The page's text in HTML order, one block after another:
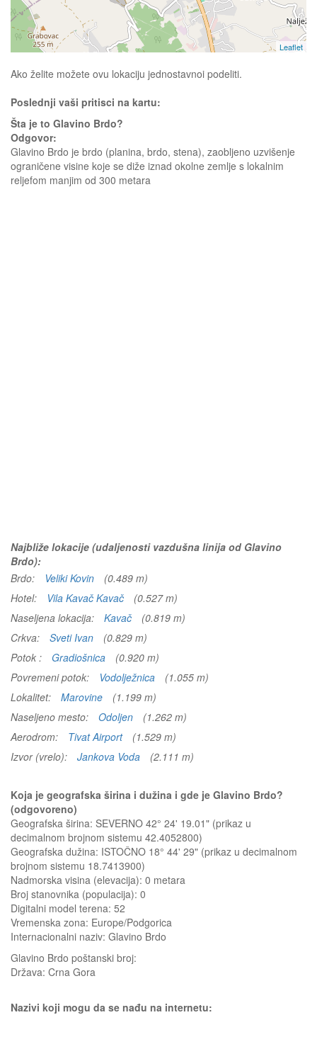
Leaflet
Ako želite možete ovu lokaciju jednostavnoi podeliti.
Poslednji vaši pritisci na kartu:
Šta je to Glavino Brdo?
Odgovor:
Glavino Brdo je brdo (planina, brdo, stena), zaobljeno uzvišenje
ograničene visine koje se diže iznad okolne zemlje s lokalnim
reljefom manjim od 300 metara
Najbliže lokacije (udaljenosti vazdušna linija od Glavino
Brdo):
Brdo:
Veliki Kovin
(0.489 m)
Hotel:
Vila Kavač Kavač
(0.527 m)
Naseljena lokacija:
Kavač
(0.819 m)
Crkva:
Sveti Ivan
(0.829 m)
Potok :
Gradiošnica
(0.920 m)
Povremeni potok:
Vodolježnica
(1.055 m)
Lokalitet:
Marovine
(1.199 m)
Naseljeno mesto:
Odoljen
(1.262 m)
Aerodrom:
Tivat Airport
(1.529 m)
Izvor (vrelo):
Jankova Voda (2.111 m)
Koja je geografska širina i dužina i gde je Glavino Brdo?
(odgovoreno)
Geografska širina: SEVERNO 42° 24' 19.01" (prikaz u
decimalnom brojnom sistemu 42.4052800)
Geografska dužina: ISTOČNO 18° 44' 29" (prikaz u decimalnom
brojnom sistemu 18.7413900)
Nadmorska visina (elevacija): 0 metara
Broj stanovnika (populacija): 0
Digitalni model terena: 52
Vremenska zona: Europe/Podgorica
Internacionalni naziv: Glavino Brdo
Glavino Brdo poštanski broj:
Država: Crna Gora
Nazivi koji mogu da se nađu na internetu: